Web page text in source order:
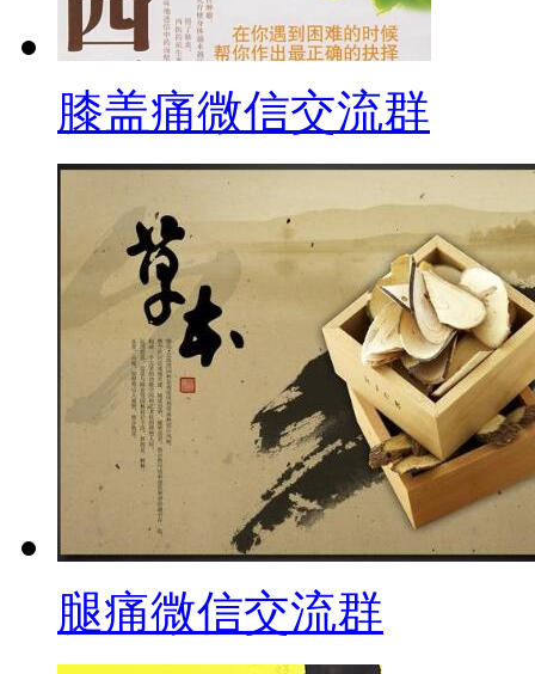
膝盖痛微信交流群
腿痛微信交流群